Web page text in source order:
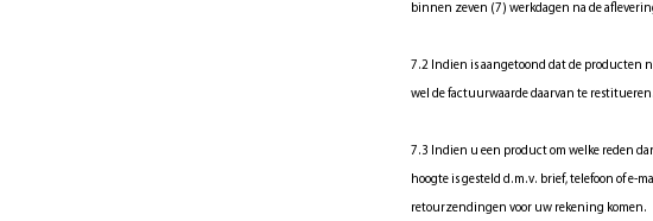
binnen zeven (7) werkdagen na de
7.2 Indien is aangetoond dat de producten
wel de factuurwaarde daarvan te restitueren.
7.3 Indien u een product om welke reden
hoogte is gesteld d.m.v. brief, telefoon of e-
retourzendingen voor uw rekening komen.